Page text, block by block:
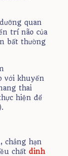
quan
trí não của
bất thường
với khuyến
thai
hiện để
chẳng hạn
chất dinh